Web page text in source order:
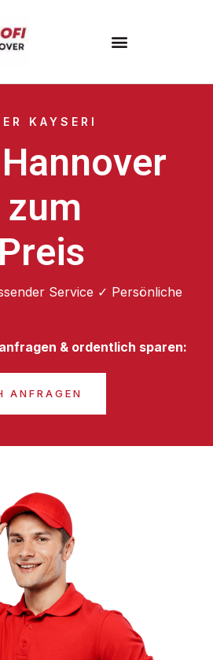
KAYSERI
Service ✓ Persönliche
& ordentlich sparen:
ANFRAGEN